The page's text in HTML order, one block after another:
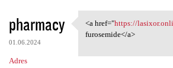
pharmacy
01.06.2024
Adres
<a href="https://lasixor
<a href="https://
furosemide</a>